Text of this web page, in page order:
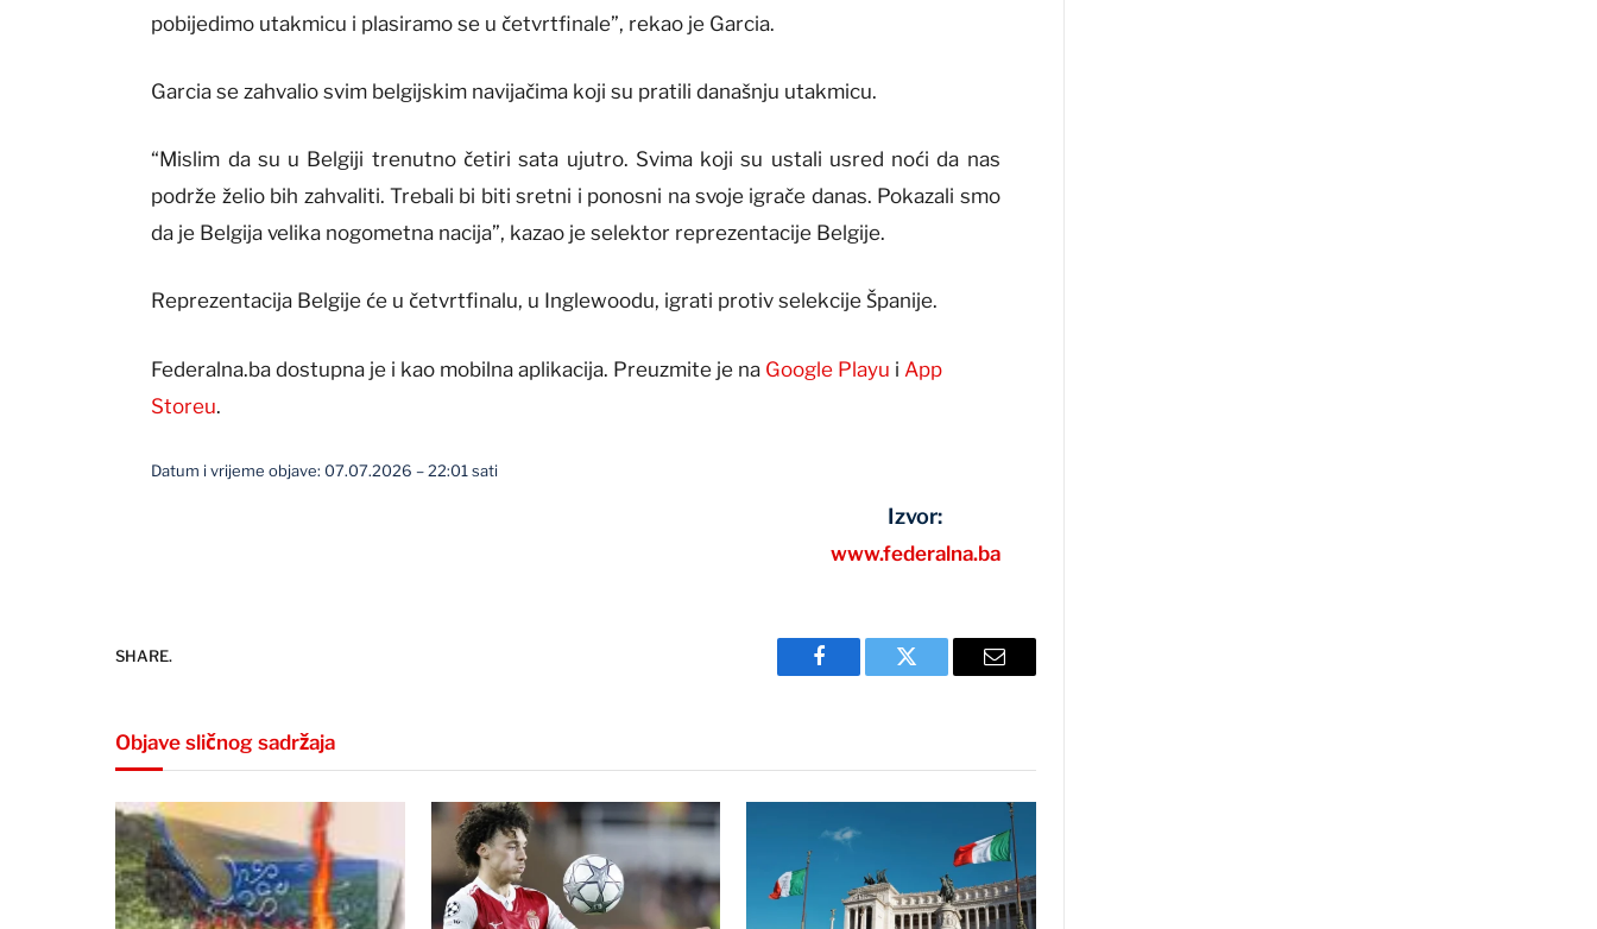
pobijedimo utakmicu i plasiramo se u četvrtfinale”, rekao je Garcia.
Garcia se zahvalio svim belgijskim navijačima koji su pratili današnju utakmicu.
“Mislim da su u Belgiji trenutno četiri sata ujutro. Svima koji su ustali usred noći da nas
podrže želio bih zahvaliti. Trebali bi biti sretni i ponosni na svoje igrače danas. Pokazali smo
da je Belgija velika nogometna nacija”, kazao je selektor reprezentacije Belgije.
Reprezentacija Belgije će u četvrtfinalu, u Inglewoodu, igrati protiv selekcije Španije.
Federalna.ba dostupna je i kao mobilna aplikacija. Preuzmite je na Google Playu i App
Storeu.
Datum i vrijeme objave: 07.07.2026 – 22:01 sati
Izvor:
www.federalna.ba
SHARE.
Facebook Twitter Email
Objave sličnog sadržaja